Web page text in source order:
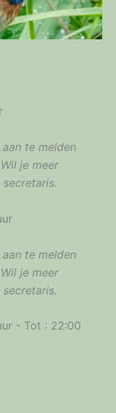
te melden
je meer
te melden
je meer
- Tot : 22:00